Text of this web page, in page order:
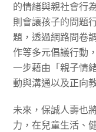
的情緒與親社會行
則會讓孩子的問題
題，透過網路問卷
作等多元倡議行動
一步藉由「親子情
動與溝通以及正向
未來，保誠人壽也
力，在兒童生活、